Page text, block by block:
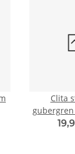
Clita